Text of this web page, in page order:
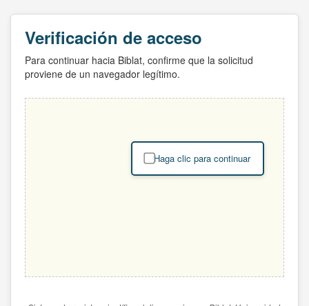
Verificación de acceso
Para continuar hacia Biblat, confirme que la solicitud
proviene de un navegador legítimo.
Haga clic para continuar